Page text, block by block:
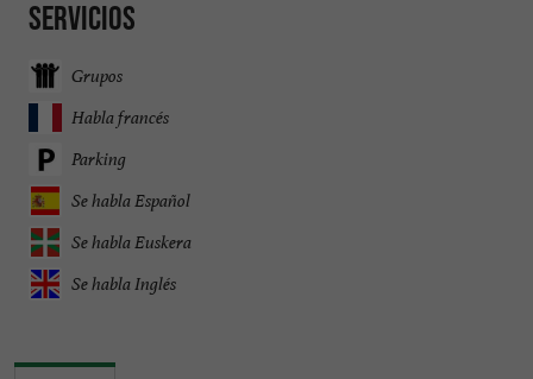
Servicios
Grupos
Habla francés
Parking
Se habla Español
Se habla Euskera
Se habla Inglés